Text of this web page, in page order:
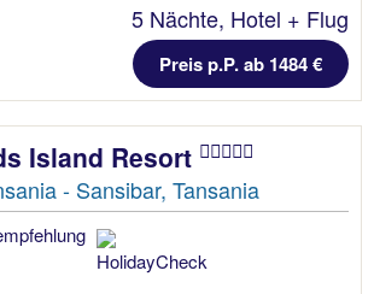
5 Nächte, Hotel + Flug
Preis p.P. ab 1484 €
Island Resort
- Sansibar, Tansania